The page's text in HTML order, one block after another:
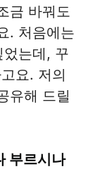
금 바꿔도
. 처음에는
었는데, 꾸
요. 저의
유해 드릴
부르시나